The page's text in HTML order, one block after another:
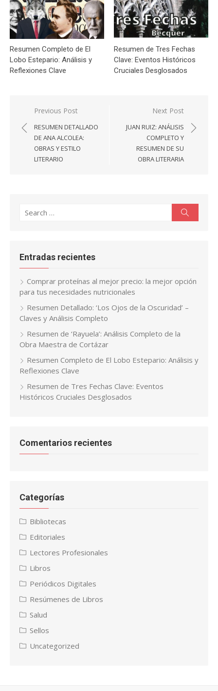
Resumen Completo de El
Lobo Estepario: Análisis y
Reflexiones Clave
Resumen de Tres Fechas
Clave: Eventos Históricos
Cruciales Desglosados
Navegación
de
entradas
Previous Post
RESUMEN DETALLADO
DE ANA ALCOLEA:
OBRAS Y ESTILO
LITERARIO
Next Post
JUAN RUIZ: ANÁLISIS
COMPLETO Y
RESUMEN DE SU
OBRA LITERARIA
Search
Entradas recientes
Comprar proteínas al mejor precio: la mejor opción
para tus necesidades nutricionales
Resumen Detallado: ‘Los Ojos de la Oscuridad’ –
Claves y Análisis Completo
Resumen de ‘Rayuela’: Análisis Completo de la
Obra Maestra de Cortázar
Resumen Completo de El Lobo Estepario: Análisis y
Reflexiones Clave
Resumen de Tres Fechas Clave: Eventos
Históricos Cruciales Desglosados
Comentarios recientes
Categorías
Bibliotecas
Editoriales
Lectores Profesionales
Libros
Periódicos Digitales
Resúmenes de Libros
Salud
Sellos
Uncategorized